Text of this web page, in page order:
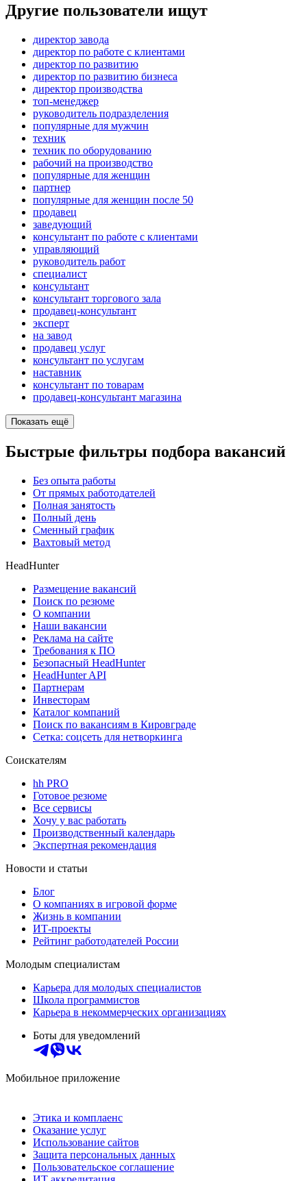
Другие пользователи ищут
директор завода
директор по работе с клиентами
директор по развитию
директор по развитию бизнеса
директор производства
топ-менеджер
руководитель подразделения
популярные для мужчин
техник
техник по оборудованию
рабочий на производство
популярные для женщин
партнер
популярные для женщин после 50
продавец
заведующий
консультант по работе с клиентами
управляющий
руководитель работ
специалист
консультант
консультант торгового зала
продавец-консультант
эксперт
на завод
продавец услуг
консультант по услугам
наставник
консультант по товарам
продавец-консультант магазина
Показать ещё
Быстрые фильтры подбора вакансий
Без опыта работы
От прямых работодателей
Полная занятость
Полный день
Сменный график
Вахтовый метод
HeadHunter
Размещение вакансий
Поиск по резюме
О компании
Наши вакансии
Реклама на сайте
Требования к ПО
Безопасный HeadHunter
HeadHunter API
Партнерам
Инвесторам
Каталог компаний
Поиск по вакансиям в Кировграде
Сетка: соцсеть для нетворкинга
Соискателям
hh PRO
Готовое резюме
Все сервисы
Хочу у вас работать
Производственный календарь
Экспертная рекомендация
Новости и статьи
Блог
О компаниях в игровой форме
Жизнь в компании
ИТ-проекты
Рейтинг работодателей России
Молодым специалистам
Карьера для молодых специалистов
Школа программистов
Карьера в некоммерческих организациях
Боты для уведомлений
Мобильное приложение
Этика и комплаенс
Оказание услуг
Использование сайтов
Защита персональных данных
Пользовательское соглашение